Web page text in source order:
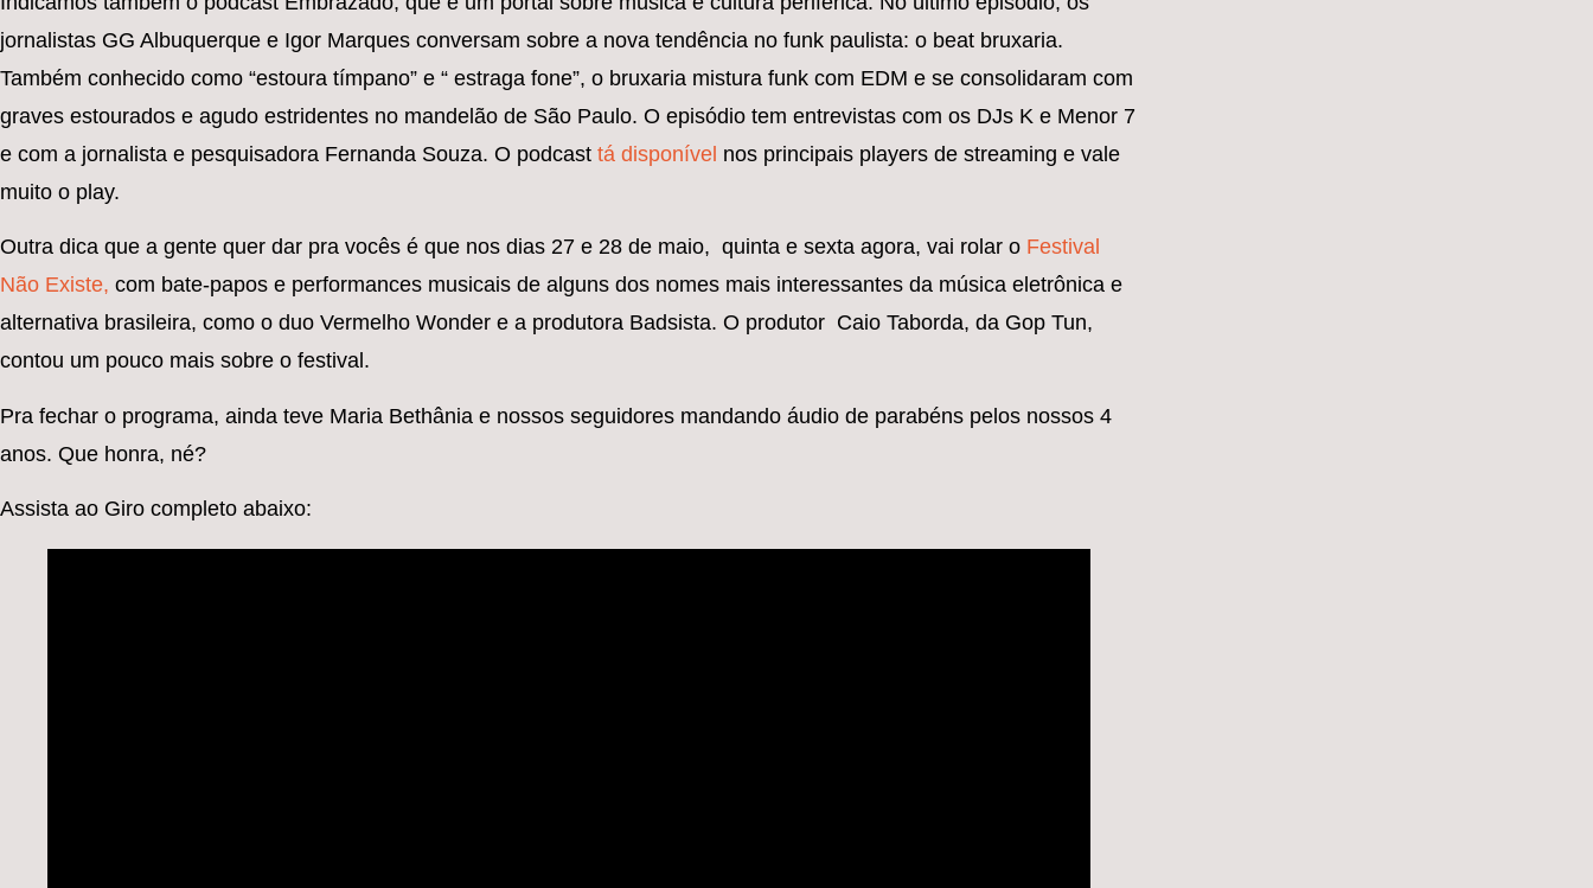
jornalistas GG Albuquerque e Igor Marques conversam sobre a nova tendência no funk paulista: o beat bruxaria.
Também conhecido como “estoura tímpano” e “ estraga fone”, o bruxaria mistura funk com EDM e se consolidaram com
graves estourados e agudo estridentes no mandelão de São Paulo. O episódio tem entrevistas com os DJs K e Menor 7
e com a jornalista e pesquisadora Fernanda Souza. O podcast tá disponível nos principais players de streaming e vale
muito o play.
Outra dica que a gente quer dar pra vocês é que nos dias 27 e 28 de maio, quinta e sexta agora, vai rolar o Festival
Não Existe, com bate-papos e performances musicais de alguns dos nomes mais interessantes da música eletrônica e
alternativa brasileira, como o duo Vermelho Wonder e a produtora Badsista. O produtor Caio Taborda, da Gop Tun,
contou um pouco mais sobre o festival.
Pra fechar o programa, ainda teve Maria Bethânia e nossos seguidores mandando áudio de parabéns pelos nossos 4
anos. Que honra, né?
Assista ao Giro completo abaixo: